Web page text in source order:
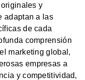
y
adaptan a las
de cada
comprensión
marketing global,
empresas a
y competitividad,